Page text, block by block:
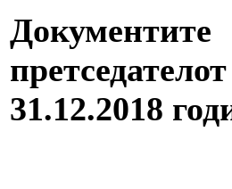
31.12.2018